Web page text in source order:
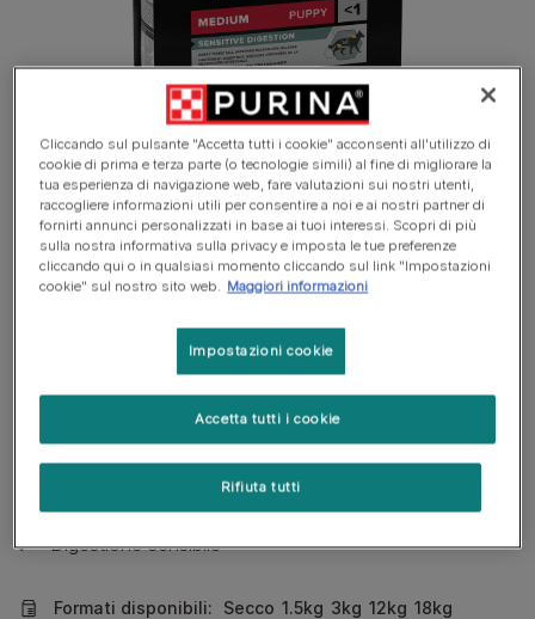
Scopri i vantaggi per Veterinari su
Acquista online
Condizioni
Mantenimento in salute
Digestione sensibile
Formati disponibili: Secco 1.5kg 3kg 12kg 18kg
Cliccando sul pulsante "Accetta tutti i cookie" acconsenti all'utilizzo di
cookie di prima e terza parte (o tecnologie simili) al fine di migliorare la
tua esperienza di navigazione web, fare valutazioni sui nostri utenti,
raccogliere informazioni utili per consentire a noi e ai nostri partner di
fornirti annunci personalizzati in base ai tuoi interessi. Scopri di più
sulla nostra informativa sulla privacy e imposta le tue preferenze
cliccando qui o in qualsiasi momento cliccando sul link "Impostazioni
cookie" sul nostro sito web. Maggiori informazioni
Impostazioni cookie
Rifiuta tutti
Accetta tutti i cookie